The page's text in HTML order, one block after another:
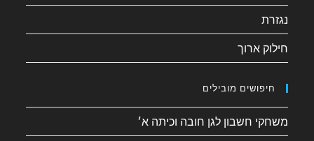
נגזרת
חילוק ארוך
חיפושים מובילים
משחקי חשבון לגן חובה וכיתה א׳